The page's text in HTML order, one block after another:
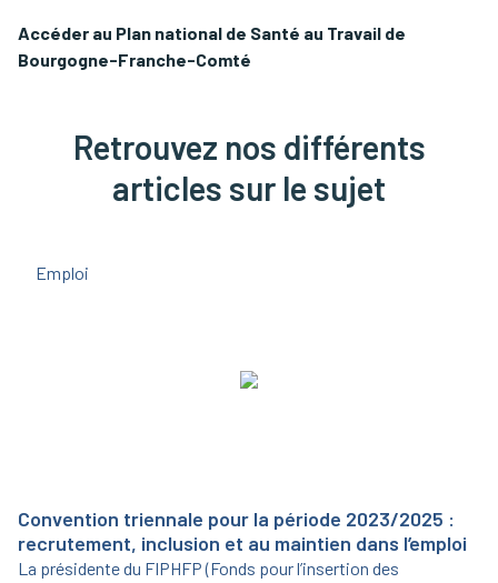
Accéder au Plan national de Santé au Travail de
Bourgogne-Franche-Comté
Retrouvez nos différents
articles sur le sujet
Emploi
Convention triennale pour la période 2023/2025 :
recrutement, inclusion et au maintien dans l’emploi
La présidente du FIPHFP (Fonds pour l’insertion des